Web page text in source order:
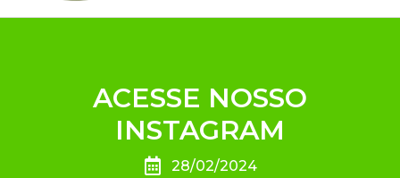
ACESSE NOSSO
INSTAGRAM
28/02/2024